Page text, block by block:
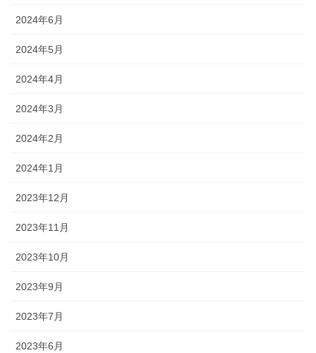
2024年6月
2024年5月
2024年4月
2024年3月
2024年2月
2024年1月
2023年12月
2023年11月
2023年10月
2023年9月
2023年7月
2023年6月